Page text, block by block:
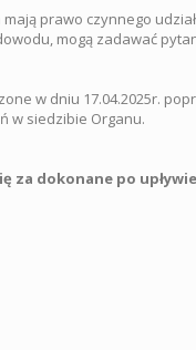
prawo czynnego
mogą zadawać
w dniu 17.04.2025r.
w siedzibie Organu.
za dokonane po